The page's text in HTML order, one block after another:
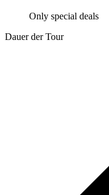
Only special deals
Dauer der Tour